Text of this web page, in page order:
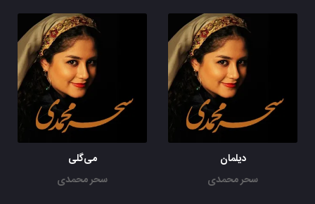
دیلمان
سحر محمدی
می‌گلی
سحر محمدی